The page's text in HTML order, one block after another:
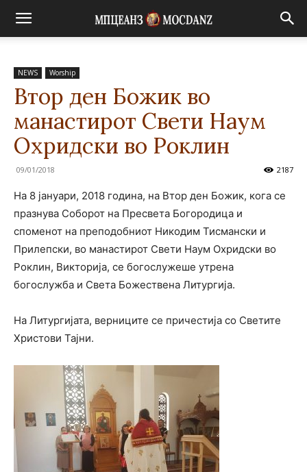
NEWS Worship
Втор ден Божик во
манастирот Свети Наум
Охридски во Роклин
09/01/2018 2187
На 8 јануари, 2018 година, на Втор ден Божик, кога се
празнува Соборот на Пресвета Богородица и
споменот на преподобниот Никодим Тисмански и
Прилепски, во манастирот Свети Наум Охридски во
Роклин, Викторија, се богослужеше утрена
богослужба и Света Божествена Литургија.
На Литургијата, верниците се причестија со Светите
Христови Тајни.